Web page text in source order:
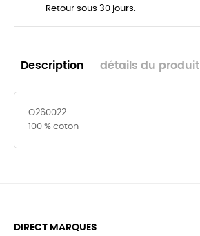
Retour sous 30 jours.
Description détails du produit
O260022
100 % coton
DIRECT MARQUES